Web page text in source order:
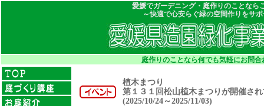
愛媛でガーデニング・庭作りのことなら
～快適で心安らぐ緑の空間作りをサ
庭作りのことなら何でも気軽にお問
植木まつり
第１３１回松山植木まつりが開催さ
(2025/10/24～2025/11/03)